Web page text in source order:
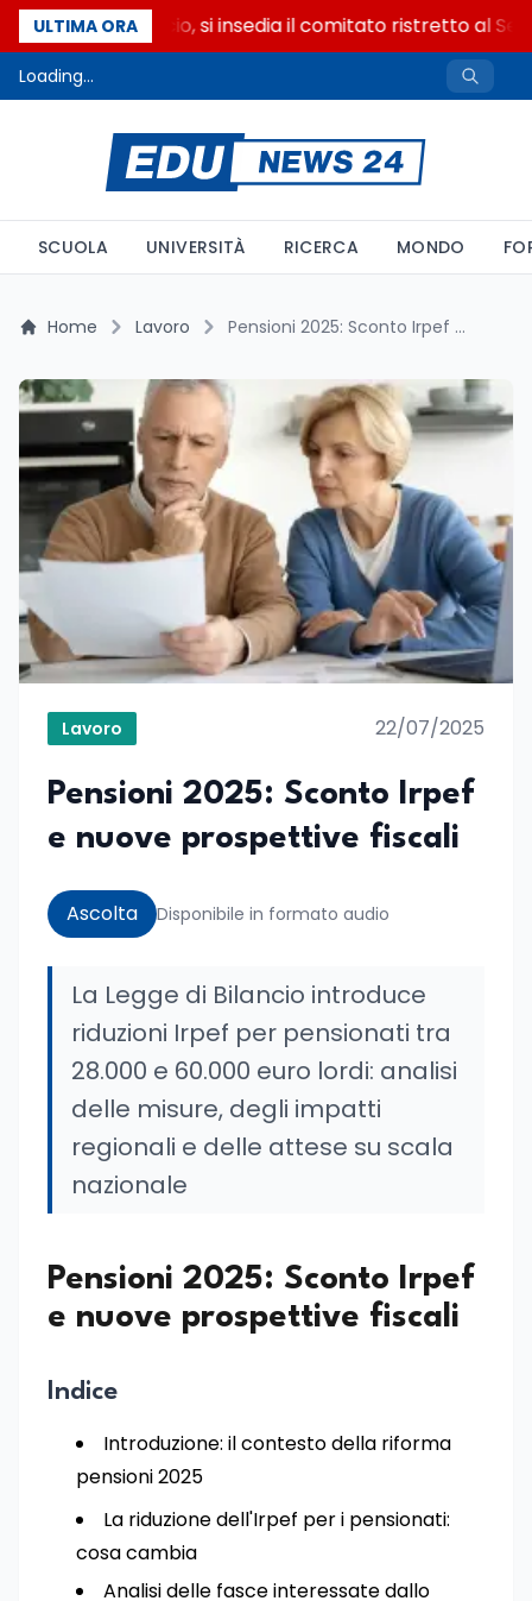
ULTIMA ORA
Riforma del calcio, si insedia il comitato ristretto al
Loading...
SCUOLA UNIVERSITÀ RICERCA MONDO
Home Lavoro Pensioni 2025: Sconto Irpef e nuove prospettive fiscali
Lavoro 22/07/2025
Pensioni 2025: Sconto Irpef
e nuove prospettive fiscali
Ascolta Disponibile in formato audio
La Legge di Bilancio introduce
riduzioni Irpef per pensionati tra
28.000 e 60.000 euro lordi: analisi
delle misure, degli impatti
regionali e delle attese su scala
nazionale
Pensioni 2025: Sconto Irpef
e nuove prospettive fiscali
Indice
Introduzione: il contesto della riforma
pensioni 2025
La riduzione dell'Irpef per i pensionati:
cosa cambia
Analisi delle fasce interessate dallo